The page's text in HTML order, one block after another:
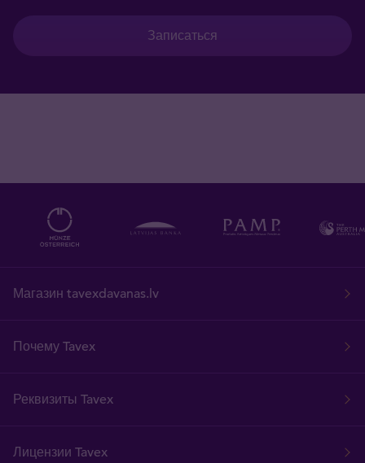
Записаться
Магазин tavexdavanas.lv
Почему Tavex
Реквизиты Tavex
Лицензии Tavex